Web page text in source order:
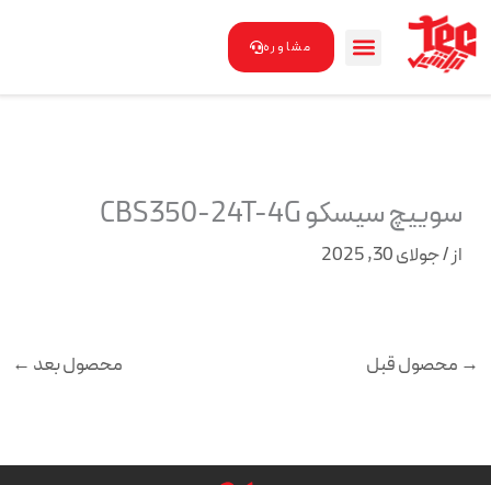
محتوا
مشاوره
سوییچ سیسکو CBS350-24T-4G
از/جولای 30, 2025
→ محصول قبل محصول بعد ←